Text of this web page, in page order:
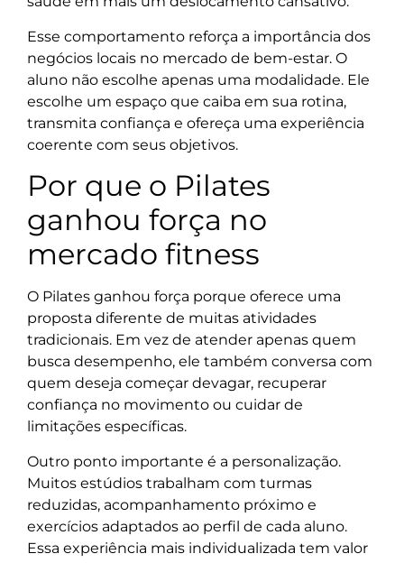
Esse comportamento reforça a importância dos
negócios locais no mercado de bem-estar. O
aluno não escolhe apenas uma modalidade. Ele
escolhe um espaço que caiba em sua rotina,
transmita confiança e ofereça uma experiência
coerente com seus objetivos.
Por que o Pilates
ganhou força no
mercado fitness
O Pilates ganhou força porque oferece uma
proposta diferente de muitas atividades
tradicionais. Em vez de atender apenas quem
busca desempenho, ele também conversa com
quem deseja começar devagar, recuperar
confiança no movimento ou cuidar de
limitações específicas.
Outro ponto importante é a personalização.
Muitos estúdios trabalham com turmas
reduzidas, acompanhamento próximo e
exercícios adaptados ao perfil de cada aluno.
Essa experiência mais individualizada tem valor